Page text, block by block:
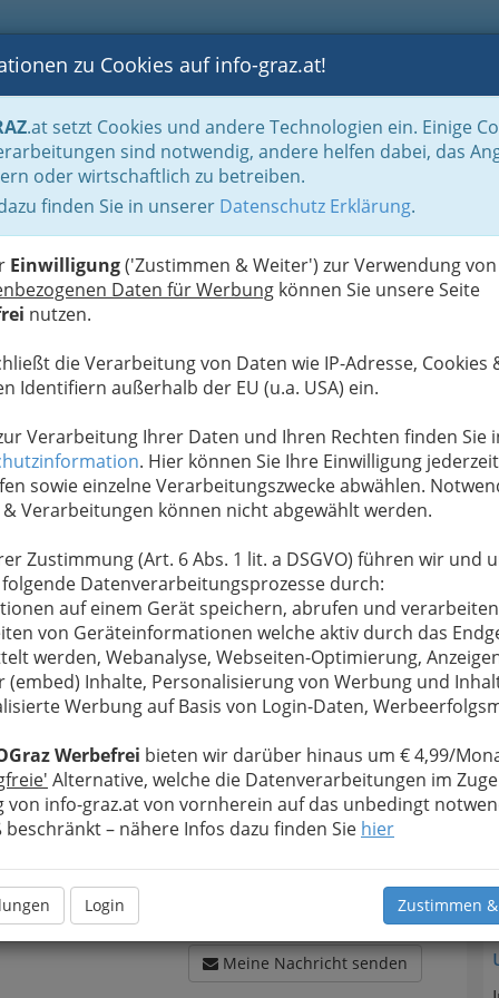
BLOGS FOTOS GASTRONOMIE BRANCHEN
zu Cookies auf info-graz.at!
.at setzt Cookies und andere Technologien ein. Einige
sind notwendig, andere helfen dabei, das
oder wirtschaftlich zu betreiben.
finden Sie in unserer Datenschutz Erklärung.
Einwilligung('Zustimmen & Weiter') zur Verwendung von
Daten für Werbung können Sie unsere Seite
nutzen.
die Verarbeitung von Daten wie IP-Adresse, Cookies
Identifiern außerhalb der EU (u.a. USA) ein.
Verarbeitung Ihrer Daten und Ihren Rechten finden Sie
. Hier können Sie Ihre Einwilligung jederzeit
sowie einzelne Verarbeitungszwecke abwählen.
& Verarbeitungen können nicht abgewählt werden.
Zustimmung (Art. 6 Abs. 1 lit. a DSGVO) führen wir und
Datenverarbeitungsprozesse durch:
auf einem Gerät speichern, abrufen und
von Geräteinformationen welche aktiv durch das
werden, Webanalyse, Webseiten-Optimierung,
(embed) Inhalte, Personalisierung von Werbung und
Werbung auf Basis von Login-Daten,
Werbefrei bieten wir darüber hinaus um € 4,99/
Alternative, welche die Datenverarbeitungen im
von info-graz.at von vornherein auf das unbedingt
beschränkt – nähere Infos dazu finden Sie hier
Login Zustimmen
Gourmet - Hauben und Sterne Falstaff Restaurantguide - Graz
bewahren, verwenden wir an dieser Stelle zur
Ihre Nachricht wird nach dem Absenden
Bar Yamamoto weitergeleitet.
Meine Nachricht
Meine Nachricht senden